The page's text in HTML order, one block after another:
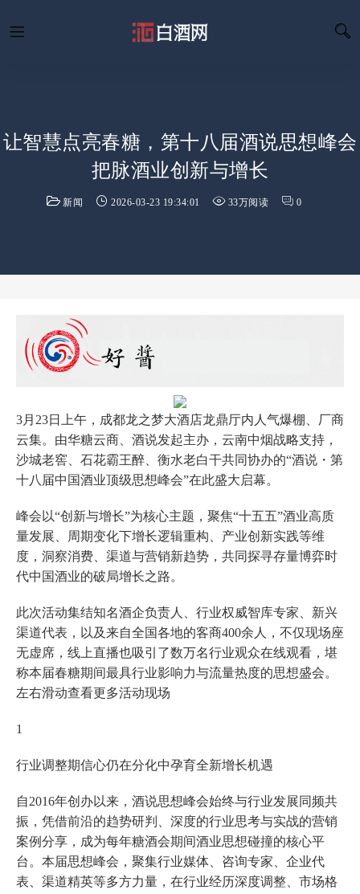
让智慧点亮春糖，第十八届酒说思想峰会
把脉酒业创新与增长
新闻 2026-03-23 19:34:01 33万阅读 0
3月23日上午，成都龙之梦大酒店龙鼎厅内人气爆棚、厂商
云集。由华糖云商、酒说发起主办，云南中烟战略支持，
沙城老窖、石花霸王醉、衡水老白干共同协办的“酒说・第
十八届中国酒业顶级思想峰会”在此盛大启幕。
峰会以“创新与增长”为核心主题，聚焦“十五五”酒业高质
量发展、周期变化下增长逻辑重构、产业创新实践等维
度，洞察消费、渠道与营销新趋势，共同探寻存量博弈时
代中国酒业的破局增长之路。
此次活动集结知名酒企负责人、行业权威智库专家、新兴
渠道代表，以及来自全国各地的客商400余人，不仅现场座
无虚席，线上直播也吸引了数万名行业观众在线观看，堪
称本届春糖期间最具行业影响力与流量热度的思想盛会。
左右滑动查看更多活动现场
1
行业调整期信心仍在分化中孕育全新增长机遇
自2016年创办以来，酒说思想峰会始终与行业发展同频共
振，凭借前沿的趋势研判、深度的行业思考与实战的营销
案例分享，成为每年糖酒会期间酒业思想碰撞的核心平
台。本届思想峰会，聚集行业媒体、咨询专家、企业代
表、渠道精英等多方力量，在行业经历深度调整、市场格